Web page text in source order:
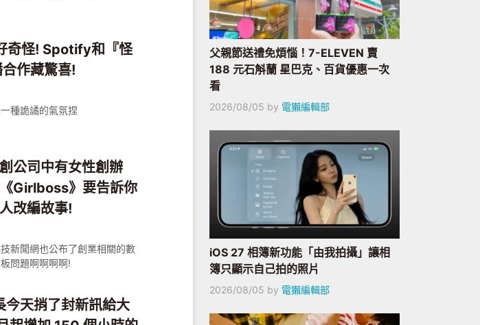
奇怪! Spotify和『怪
作藏驚喜!
種詭譎的氣氛捏
公司中有女性創辦
Girlboss》要告訴你
改編故事!
新聞網也公布了創業相關的數
問題啊啊啊啊!
天捎了封新訊給大
父親節送禮免煩惱！7-ELEVEN 賣
188 元石斛蘭 星巴克、百貨優惠一次
看
2026/08/05 by 電獺編輯部
iOS 27 相簿新功能「由我拍攝」讓相
簿只顯示自己拍的照片
2026/08/05 by 電獺編輯部